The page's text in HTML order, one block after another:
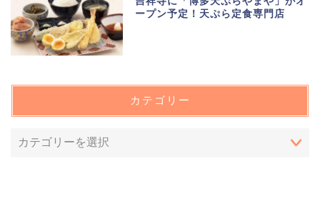
ープン予定！天ぷら定食専門店
カテゴリー